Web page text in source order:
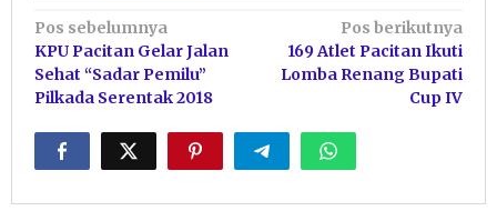
Navigasi
pos
Pos sebelumnya
KPU Pacitan Gelar Jalan
Sehat “Sadar Pemilu”
Pilkada Serentak 2018
Pos berikutnya
169 Atlet Pacitan Ikuti
Lomba Renang Bupati
Cup IV